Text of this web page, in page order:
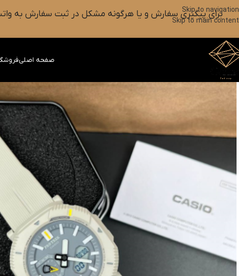
Skip to navigation
Skip to main content
برای پیگیری سفارش و یا هرگونه مشکل در ثبت سفارش به واتس آپ این شماره ۰۹۰۱۸۲۷۳۷۹۸ پیام بزارین یا آیکون سبز
صفحه اصلی